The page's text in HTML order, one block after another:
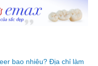
bao nhiêu? Địa chỉ làm